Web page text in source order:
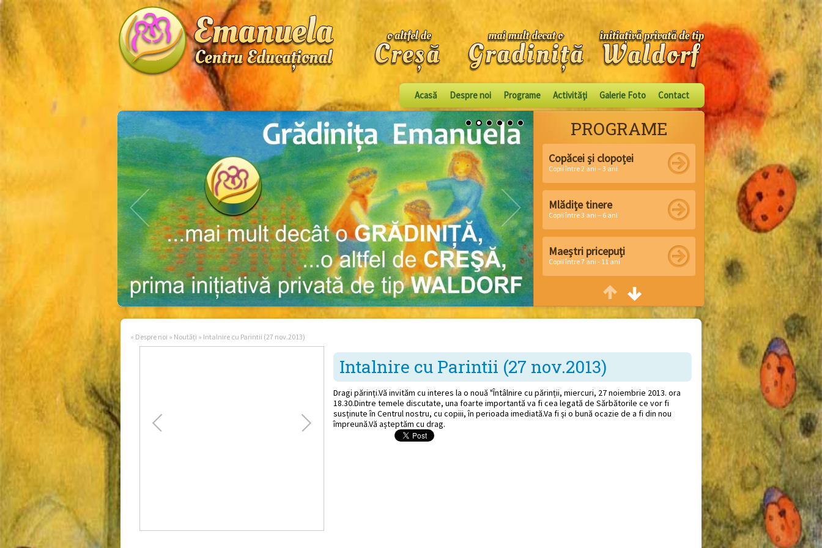
Acasă Despre noi Programe Activităţi Galerie Foto Contact
1 2 3 4 5 6 PROGRAME
Copăcei și clopoței
Copii între 2 ani – 3 ani
Mlădițe tinere
Copii între 3 ani – 6 ani
Maeștri pricepuți
Copii între 7 ani - 11 ani
Casa veseliei
Petreceri cu ocazia zilei de naștere
Consiliere părinți
Vreau să știu
Conferințe și seminarii
» Despre noi » Noutăți » Intalnire cu Parintii (27 nov.2013)
Intalnire cu Parintii (27 nov.2013)
Dragi părinți.Vă invităm cu interes la o nouă "Întâlnire cu părinții, miercuri, 27 noiembrie 2013. ora
18.30.Dintre temele discutate, una foarte importantă va fi cea legată de Sărbătorile ce vor fi
susținute în Centrul nostru, cu copiii, în perioada imediată.Va fi și o bună ocazie de a fi din nou
împreună.Vă așteptăm cu drag.